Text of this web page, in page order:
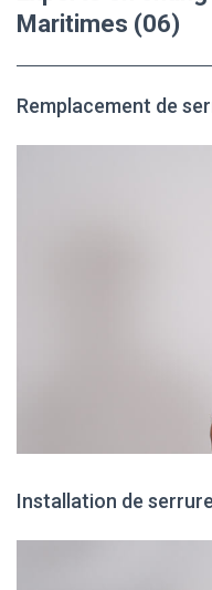
Maritimes (06)
Remplacement de
Installation de